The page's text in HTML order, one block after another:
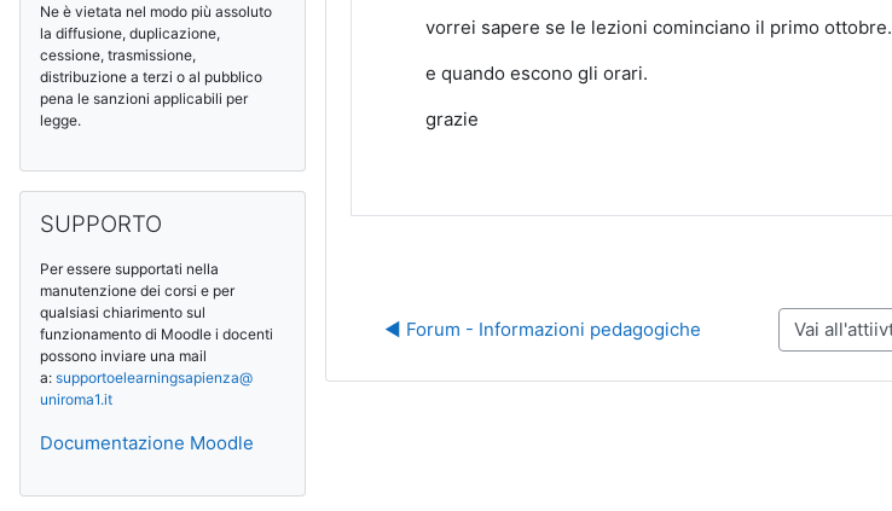
vorrei sapere se le lezioni cominciano il primo ottobre.
e quando escono gli orari.
grazie
◀︎ Forum - Informazioni pedagogiche Vai all'attiivtà
Ne è vietata nel modo più assoluto
la diffusione, duplicazione,
cessione, trasmissione,
distribuzione a terzi o al pubblico
pena le sanzioni applicabili per
legge.
SUPPORTO
Per essere supportati nella
manutenzione dei corsi e per
qualsiasi chiarimento sul
funzionamento di Moodle i docenti
possono inviare una mail
a: supportoelearningsapienza@
uniroma1.it
Documentazione Moodle